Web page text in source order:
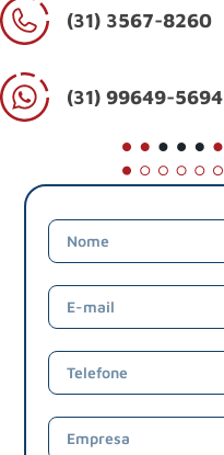
(31) 3567-8260
(31) 99649-5694